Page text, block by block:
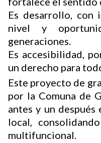
Es desarrollo, con
nivel y
generaciones.
Es accesibilidad,
un derecho para
Este proyecto de
por la Comuna de
antes y un
local,
multifuncional.